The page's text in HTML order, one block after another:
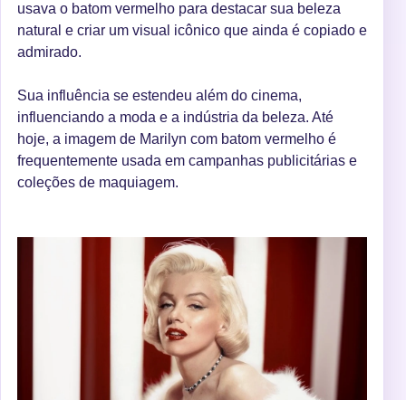
usava o batom vermelho para destacar sua beleza
natural e criar um visual icônico que ainda é copiado e
admirado.
Sua influência se estendeu além do cinema,
influenciando a moda e a indústria da beleza. Até
hoje, a imagem de Marilyn com batom vermelho é
frequentemente usada em campanhas publicitárias e
coleções de maquiagem.